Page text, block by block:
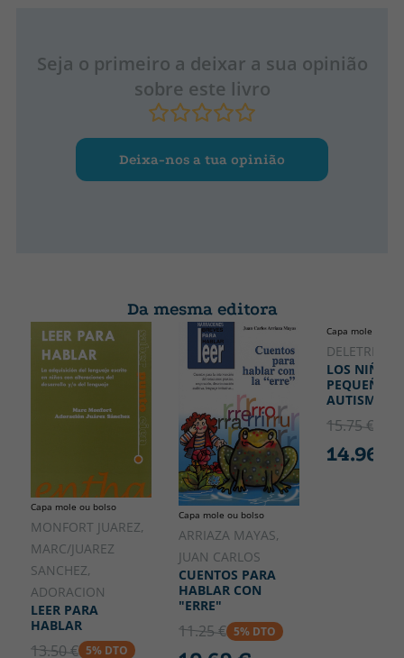
Seja o primeiro a deixar a sua opinião
sobre este livro
Deixa-nos a tua opinião
Da mesma editora
Capa mole ou bolso
MONFORT JUAREZ,
MARC/JUAREZ
SANCHEZ,
ADORACION
LEER PARA
HABLAR
13.50 € 5% DTO
Capa mole ou bolso
ARRIAZA MAYAS,
JUAN CARLOS
CUENTOS PARA
HABLAR CON
"ERRE"
11.25 € 5% DTO
Capa mole ou
DELETREA
LOS NIÑOS
PEQUEÑOS
AUTISMO
15.75 €
14.96 €